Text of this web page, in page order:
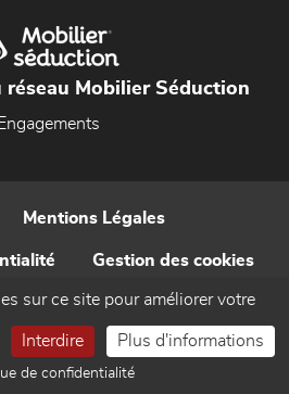
réseau Mobilier Séduction
Engagements
Mentions Légales
Gestion des cookies
Contact
par WEB Enseignes
sur ce site pour améliorer votre
Interdire Plus d'informations
de confidentialité